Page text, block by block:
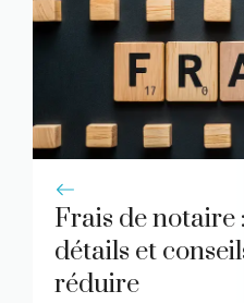
Frais de notaire
détails et
réduire